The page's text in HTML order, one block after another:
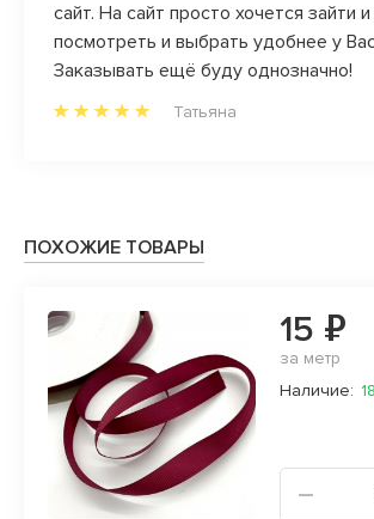
сайт. На сайт просто хочется зайти и
посмотреть и выбрать удобнее у
Заказывать ещё буду однозначно!
Татьяна
ПОХОЖИЕ ТОВАРЫ
15 ₽
за метр
Наличие: